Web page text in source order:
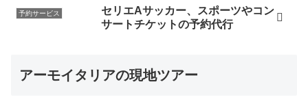
予約サービス
セリエAサッカー、スポーツやコン
サートチケットの予約代行
アーモイタリアの現地ツアー